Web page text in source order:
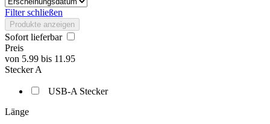
Filter schließen
Produkte anzeigen
Sofort lieferbar
Preis
von 5.99 bis 11.95
Stecker A
USB-A Stecker
Länge